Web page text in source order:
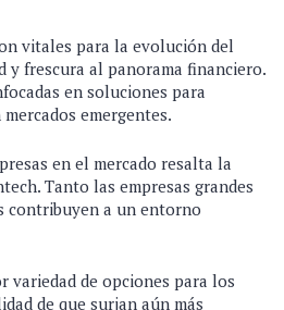
vitales para la evolución del
y frescura al panorama financiero.
en soluciones para
emergentes.
en el mercado resalta la
Tanto las empresas grandes
contribuyen a un entorno
variedad de opciones para los
de que surjan aún más